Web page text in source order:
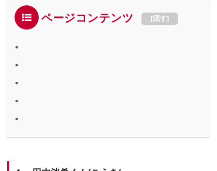
ページコンテンツ [隠す]